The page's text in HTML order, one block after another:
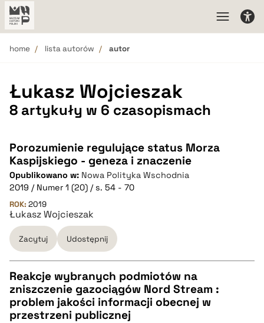
home lista autorów autor
Łukasz Wojcieszak
8 artykuły w 6 czasopismach
Porozumienie regulujące status Morza
Kaspijskiego - geneza i znaczenie
Opublikowano w: Nowa Polityka Wschodnia
2019 / Numer 1 (20) / s. 54 - 70
ROK: 2019
Łukasz Wojcieszak
Zacytuj Udostępnij
CZYSTY TEKST
Reakcje wybranych podmiotów na
zniszczenie gazociągów Nord Stream :
problem jakości informacji obecnej w
przestrzeni publicznej